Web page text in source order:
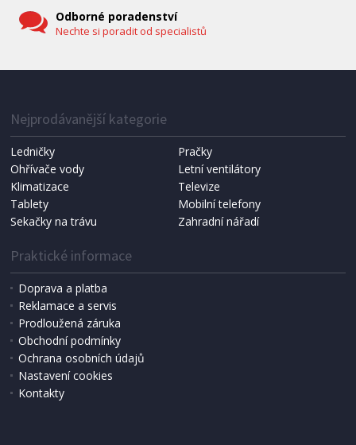
NÁHRADNÍ SÁČKY DO VYSAVAČE
Koma KRA-SB02S (Multi Bag, S-BAG SMS)
Odborné poradenství
Nechte si poradit od specialistů
Nejprodávanější kategorie
Ledničky
Pračky
Ohřívače vody
Letní ventilátory
Klimatizace
Televize
Tablety
Mobilní telefony
Sekačky na trávu
Zahradní nářadí
Praktické informace
Doprava a platba
Reklamace a servis
Prodloužená záruka
Obchodní podmínky
Ochrana osobních údajů
Nastavení cookies
Kontakty